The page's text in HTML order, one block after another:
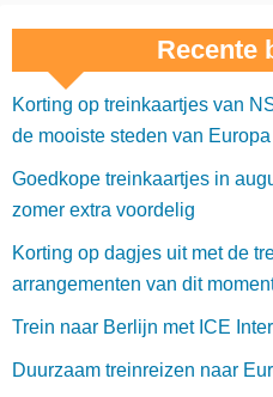
Recente
Korting op treinkaartjes van
de mooiste steden van Europa
Goedkope treinkaartjes in
zomer extra voordelig
Korting op dagjes uit met de
arrangementen van dit
Trein naar Berlijn met ICE
Duurzaam treinreizen naar